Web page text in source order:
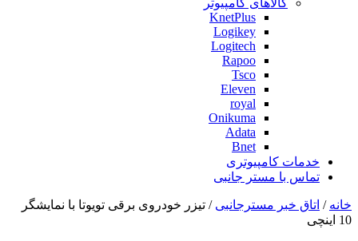
کالاهای کامپیوتر
KnetPlus
Logikey
Logitech
Rapoo
Tsco
Eleven
royal
Onikuma
Adata
Bnet
خدمات کامپیوتری
تماس با مستر جانبی
خانه / اتاق خبر مسترجانبی / تیزر خودروی برقی تويوتا با نمایشگر
10 اینچی